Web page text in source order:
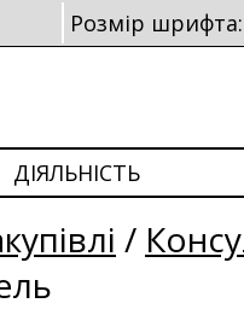
Розмір шрифта:
ДІЯЛЬНІСТЬ
/